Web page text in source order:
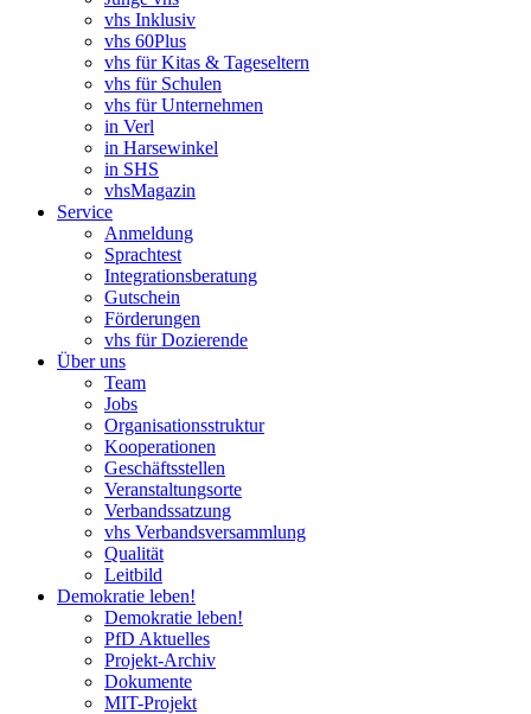
vhs Inklusiv
vhs 60Plus
vhs für Kitas & Tageseltern
vhs für Schulen
vhs für Unternehmen
in Verl
in Harsewinkel
in SHS
vhsMagazin
Service
Anmeldung
Sprachtest
Integrationsberatung
Gutschein
Förderungen
vhs für Dozierende
Über uns
Team
Jobs
Organisationsstruktur
Kooperationen
Geschäftsstellen
Veranstaltungsorte
Verbandssatzung
vhs Verbandsversammlung
Qualität
Leitbild
Demokratie leben!
Demokratie leben!
PfD Aktuelles
Projekt-Archiv
Dokumente
MIT-Projekt